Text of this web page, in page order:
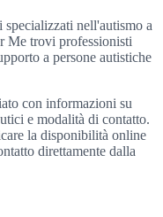
specializzati nell'autismo a
Me trovi professionisti
a persone autistiche
con informazioni su
e modalità di contatto.
la disponibilità online
direttamente dalla